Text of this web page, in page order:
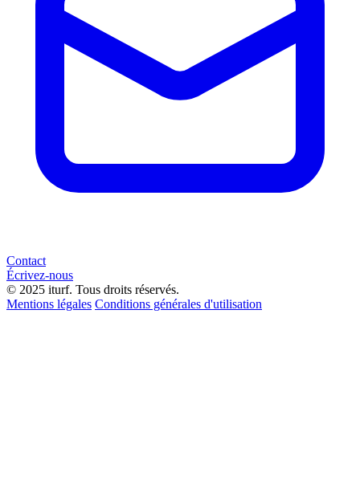
Contact
Écrivez-nous
© 2025 iturf. Tous droits réservés.
Mentions légales Conditions générales d'utilisation